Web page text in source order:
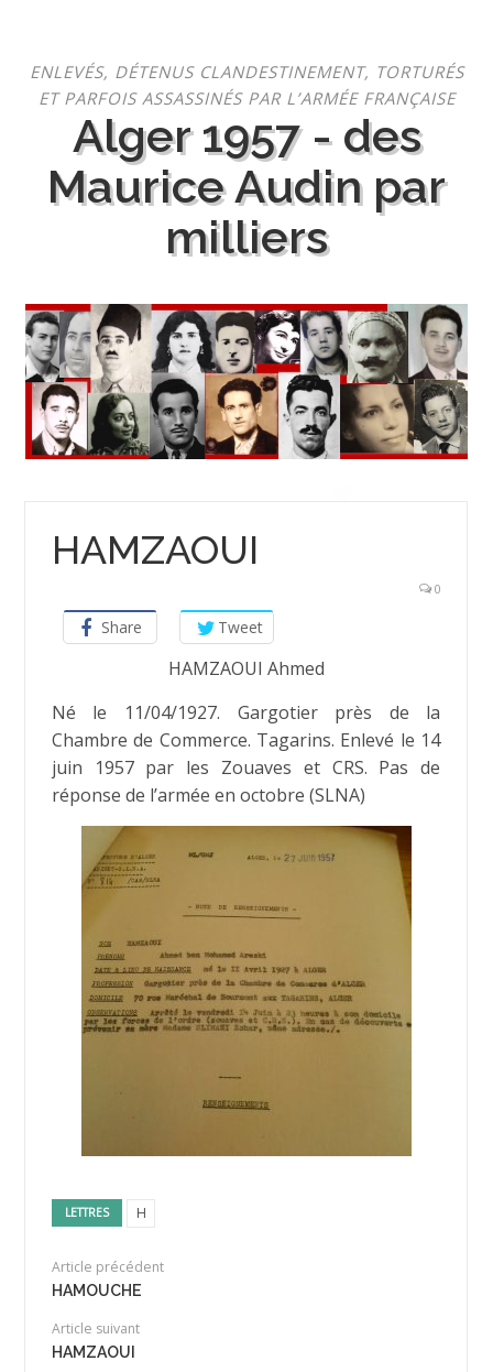
contenu
ENLEVÉS, DÉTENUS CLANDESTINEMENT, TORTURÉS
ET PARFOIS ASSASSINÉS PAR L’ARMÉE FRANÇAISE
Alger 1957 - des
Maurice Audin par
milliers
HAMZAOUI
0
Share Tweet
HAMZAOUI Ahmed
Né le 11/04/1927. Gargotier près de la
Chambre de Commerce. Tagarins. Enlevé le 14
juin 1957 par les Zouaves et CRS. Pas de
réponse de l’armée en octobre (SLNA)
LETTRES H
Article précédent
HAMOUCHE
Article suivant
HAMZAOUI